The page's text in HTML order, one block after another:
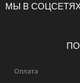
МЫ В
Оплата